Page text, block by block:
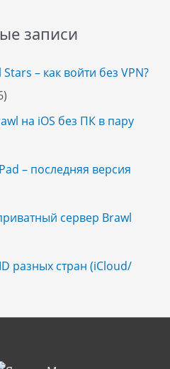
записи
– как войти без VPN?
на iOS без ПК в пару
– последняя версия
сервер Brawl
разных стран (iCloud/